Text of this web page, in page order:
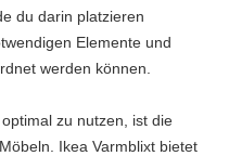
du darin platzieren
Elemente und
werden können.
zu nutzen, ist die
Ikea Varmblixt bietet